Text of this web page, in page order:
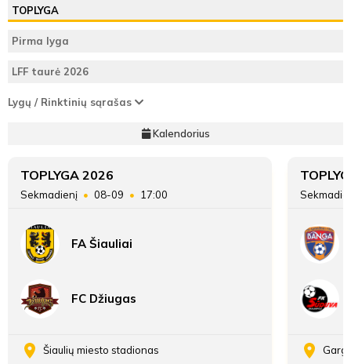
Triumfas
Žalgirio FA
5
FK Gintra-Triumfas
TOPLYGA
Pirma lyga
LFF taurė 2026
Lygų / Rinktinių sąrašas
Kalendorius
TOPLYGA 2026
Sekmadienį 08-09 17:00
FA Šiauliai
FC Džiugas
Šiaulių miesto stadionas